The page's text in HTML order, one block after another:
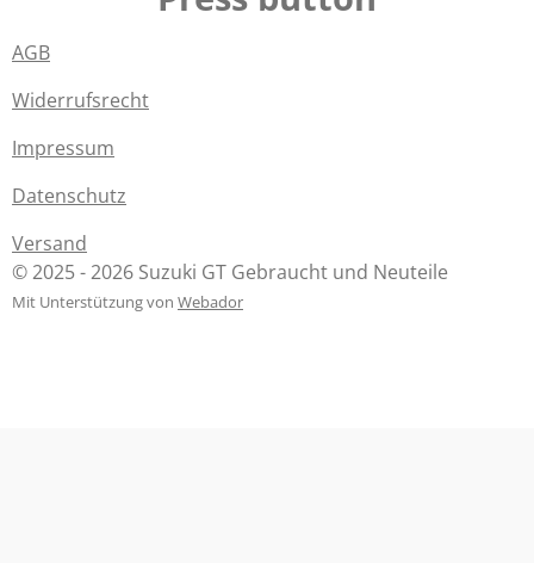
AGB
Widerrufsrecht
Impressum
Datenschutz
Versand
© 2025 - 2026 Suzuki GT Gebraucht und Neuteile
Mit Unterstützung von Webador